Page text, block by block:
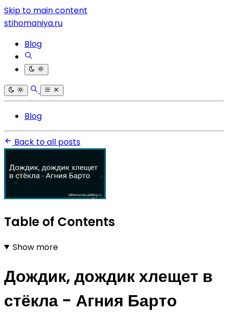
Skip to main content
stihomaniya.ru
Blog
Blog
Back to all posts
Table of Contents
Show more
Дождик, дождик хлещет в
стёкла - Агния Барто